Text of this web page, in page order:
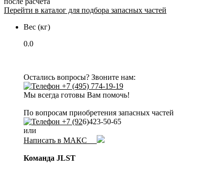
Перейти в каталог для подбора запасных частей
Вес (кг)
0.0
Остались вопросы? Звоните нам:
+7 (495) 774-19-19
Мы всегда готовы Вам помочь!
По вопросам приобретения запасных частей
+7 (926)423-50-65
или
Написать в МАКС
Команда JLST